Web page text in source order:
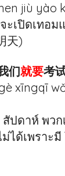
jiù yào
ะเปิดเทอม
天)
们就要考
xīngqī
สัปดาห์ พว
ได้เพราะมี